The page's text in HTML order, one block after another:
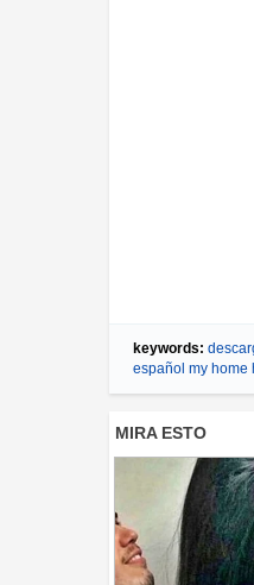
keywords:
español my home